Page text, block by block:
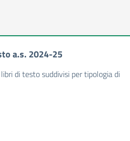
a.s. 2024-25
di testo suddivisi per tipologia di